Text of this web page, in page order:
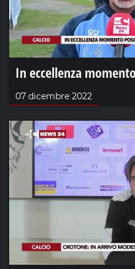
In eccellenza
07 dicembre 2022